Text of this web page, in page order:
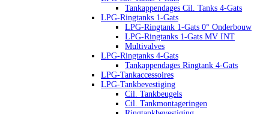
Tankappendages Cil. Tanks 4-Gats
LPG-Ringtanks 1-Gats
LPG-Ringtank 1-Gats 0° Onderbouw
LPG-Ringtanks 1-Gats MV INT
Multivalves
LPG-Ringtanks 4-Gats
Tankappendages Ringtank 4-Gats
LPG-Tankaccessoires
LPG-Tankbevestiging
Cil. Tankbeugels
Cil. Tankmontageringen